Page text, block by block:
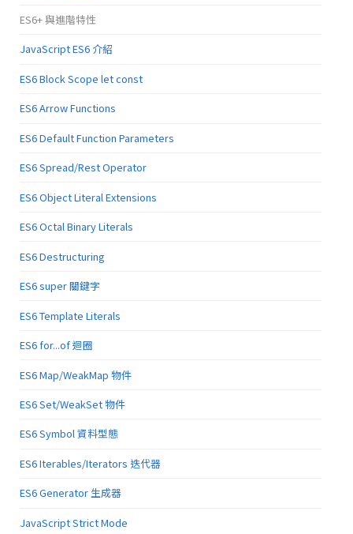
ES6+ 與進階特性
JavaScript ES6 介紹
ES6 Block Scope let const
ES6 Arrow Functions
ES6 Default Function Parameters
ES6 Spread/Rest Operator
ES6 Object Literal Extensions
ES6 Octal Binary Literals
ES6 Destructuring
ES6 super 關鍵字
ES6 Template Literals
ES6 for...of 迴圈
ES6 Map/WeakMap 物件
ES6 Set/WeakSet 物件
ES6 Symbol 資料型態
ES6 Iterables/Iterators 迭代器
ES6 Generator 生成器
JavaScript Strict Mode